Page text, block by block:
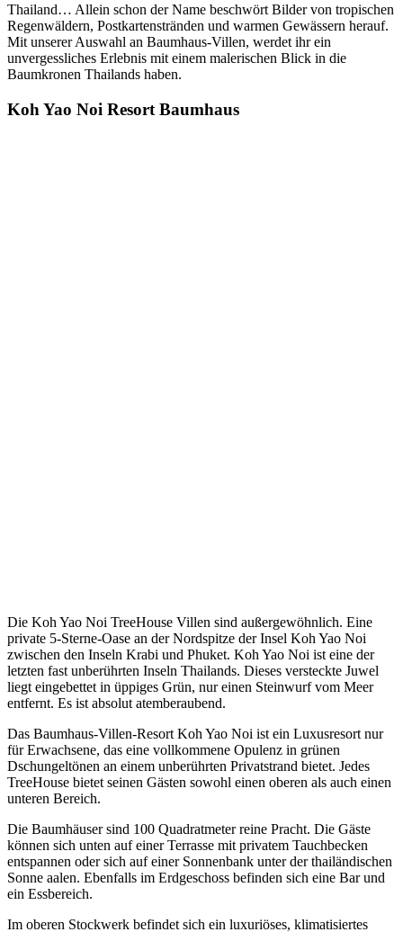
Thailand… Allein schon der Name beschwört Bilder von tropischen
Regenwäldern, Postkartenstränden und warmen Gewässern herauf.
Mit unserer Auswahl an Baumhaus-Villen, werdet ihr ein
unvergessliches Erlebnis mit einem malerischen Blick in die
Baumkronen Thailands haben.
Koh Yao Noi Resort Baumhaus
Die Koh Yao Noi TreeHouse Villen sind außergewöhnlich. Eine
private 5-Sterne-Oase an der Nordspitze der Insel Koh Yao Noi
zwischen den Inseln Krabi und Phuket. Koh Yao Noi ist eine der
letzten fast unberührten Inseln Thailands. Dieses versteckte Juwel
liegt eingebettet in üppiges Grün, nur einen Steinwurf vom Meer
entfernt. Es ist absolut atemberaubend.
Das Baumhaus-Villen-Resort Koh Yao Noi ist ein Luxusresort nur
für Erwachsene, das eine vollkommene Opulenz in grünen
Dschungeltönen an einem unberührten Privatstrand bietet. Jedes
TreeHouse bietet seinen Gästen sowohl einen oberen als auch einen
unteren Bereich.
Die Baumhäuser sind 100 Quadratmeter reine Pracht. Die Gäste
können sich unten auf einer Terrasse mit privatem Tauchbecken
entspannen oder sich auf einer Sonnenbank unter der thailändischen
Sonne aalen. Ebenfalls im Erdgeschoss befinden sich eine Bar und
ein Essbereich.
Im oberen Stockwerk befindet sich ein luxuriöses, klimatisiertes